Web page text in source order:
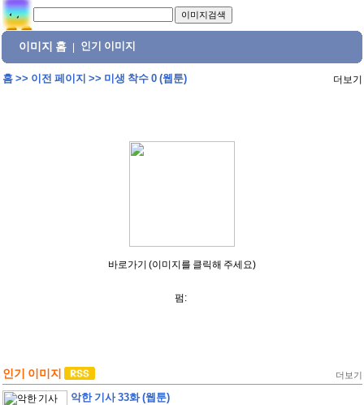
이미지 홈 인기 이미지
홈>> 이전 페이지 >> 미생 착수 0 (웹툰) 더보기
바로가기 (이미지를 클릭해 주세요)
펌:
인기 이미지 더보기
악한 기사 33화 (웹툰)